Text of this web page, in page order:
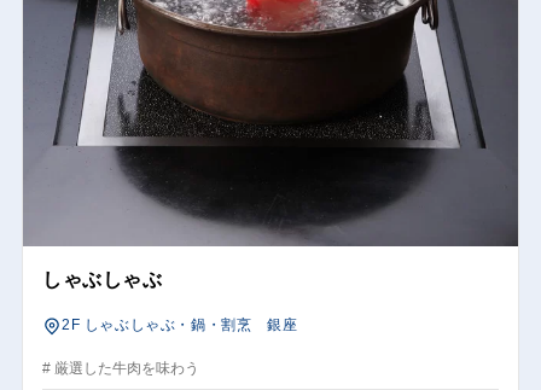
しゃぶしゃぶ
2F しゃぶしゃぶ・鍋・割烹 銀座
# 厳選した牛肉を味わう